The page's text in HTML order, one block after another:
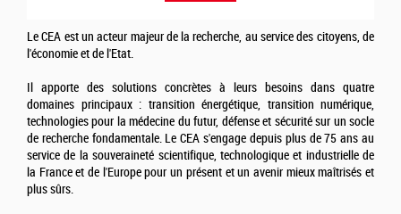
Le CEA est un acteur majeur de la recherche, au service des citoyens, de
l'économie et de l'Etat.
Il apporte des solutions concrètes à leurs besoins dans quatre
domaines principaux : transition énergétique, transition numérique,
technologies pour la médecine du futur, défense et sécurité sur un socle
de recherche fondamentale. Le CEA s'engage depuis plus de 75 ans au
service de la souveraineté scientifique, technologique et industrielle de
la France et de l'Europe pour un présent et un avenir mieux maîtrisés et
plus sûrs.